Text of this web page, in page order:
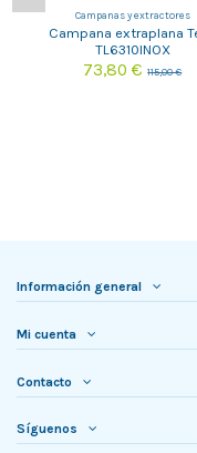
Campanas y extractores
Campana extraplana
TL6310INOX
73,80 €115,00 €
Información general
Mi cuenta
Contacto
Síguenos